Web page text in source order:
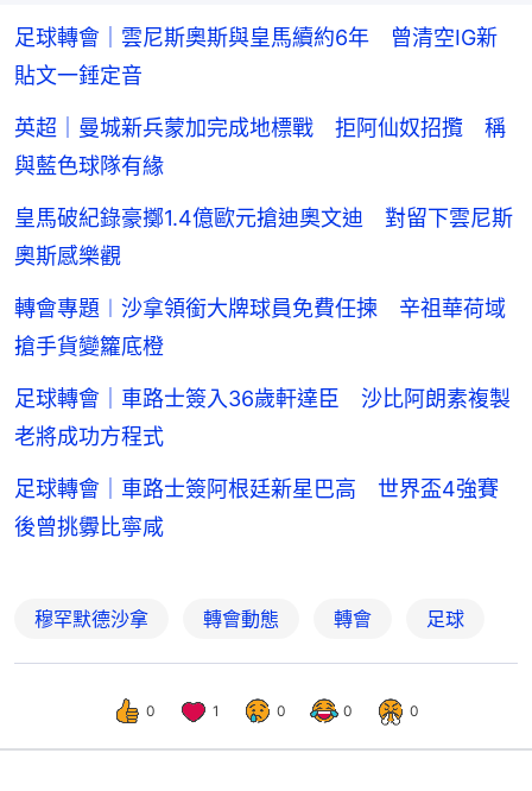
足球轉會｜雲尼斯奧斯與皇馬續約6年 曾清空IG新
貼文一錘定音
英超｜曼城新兵蒙加完成地標戰 拒阿仙奴招攬 稱
與藍色球隊有緣
皇馬破紀錄豪擲1.4億歐元搶迪奧文迪 對留下雲尼斯
奧斯感樂觀
轉會專題︱沙拿領銜大牌球員免費任揀 辛祖華荷域
搶手貨變籮底橙
足球轉會｜車路士簽入36歲軒達臣 沙比阿朗素複製
老將成功方程式
足球轉會｜車路士簽阿根廷新星巴高 世界盃4強賽
後曾挑釁比寧咸
穆罕默德沙拿 轉會動態 轉會 足球
0 1 0 0 0